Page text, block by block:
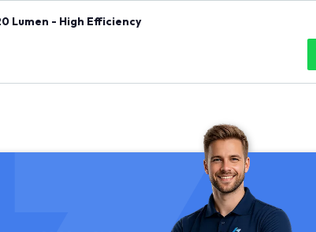
Lumen - High Efficiency